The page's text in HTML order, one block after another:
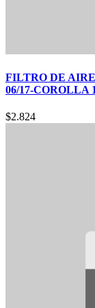
FILTRO DE
06/17-COROLLA
$2.824